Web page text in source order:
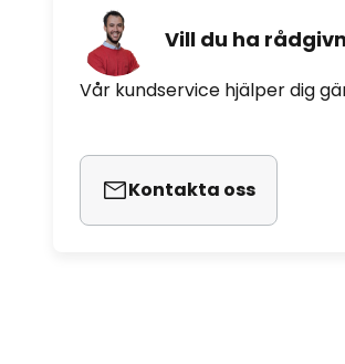
Vill du ha
Vår kundservice hjälper dig
Kontakta oss